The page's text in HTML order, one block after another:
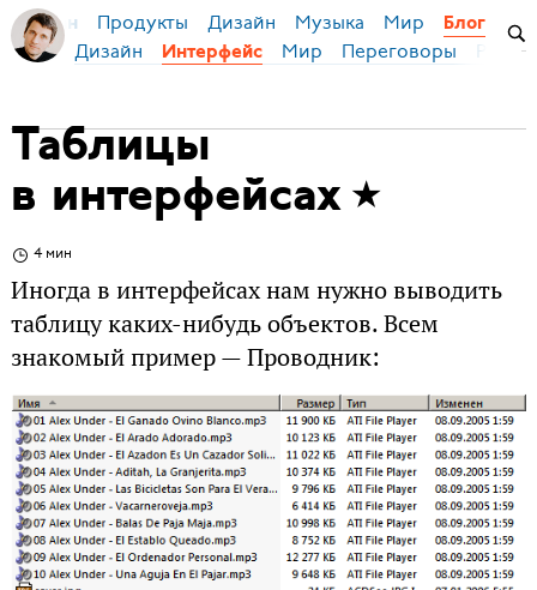
Бирман Продукты Дизайн Музыка Мир Блог
Дизайн Интерфейс Мир Переговоры
Таблицы
в интерфейсах
4 мин
Иногда в интерфейсах нам нужно выводить
таблицу каких-нибудь объектов. Всем
знакомый пример — Проводник: